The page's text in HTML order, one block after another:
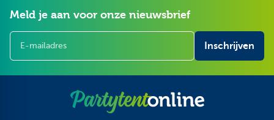
Meld je aan voor onze nieuwsbrief
E-mailadres
Inschrijven